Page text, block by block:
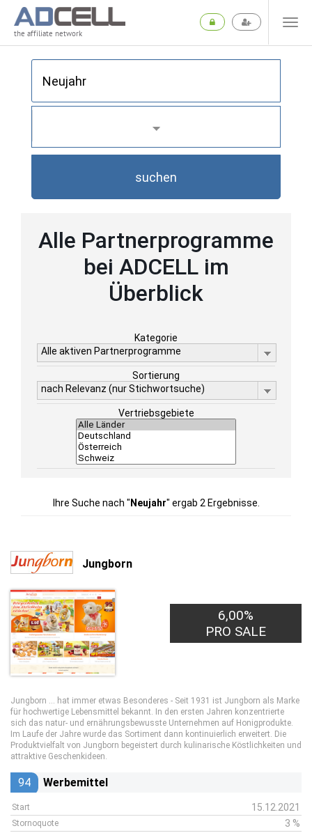
the affiliate network
suchen
Alle Partnerprogramme
bei ADCELL im
Überblick
Kategorie
Alle aktiven Partnerprogramme
Sortierung
nach Relevanz (nur Stichwortsuche)
Vertriebsgebiete
Ihre Suche nach " Neujahr" ergab 2 Ergebnisse.
Jungborn
6,00%
PRO SALE
Jungborn ... hat immer etwas Besonderes - Seit 1931 ist Jungborn als Marke
für hochwertige Lebensmittel bekannt. In den ersten Jahren konzentrierte
sich das natur- und ernährungsbewusste Unternehmen auf Honigprodukte.
Im Laufe der Jahre wurde das Sortiment dann kontinuierlich erweitert. Die
Produktvielfalt von Jungborn begeistert durch kulinarische Köstlichkeiten und
attraktive Geschenkideen.
94 Werbemittel
Start 15.12.2021
Stornoquote 3 %